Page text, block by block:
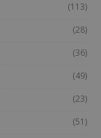
(113)
(28)
(36)
(49)
(23)
(51)